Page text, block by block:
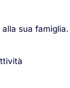
alla sua famiglia.